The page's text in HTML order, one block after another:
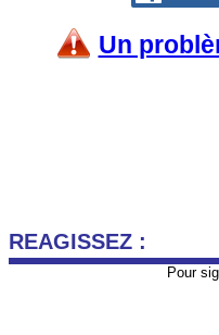
Un
REAGISSEZ :
Pour